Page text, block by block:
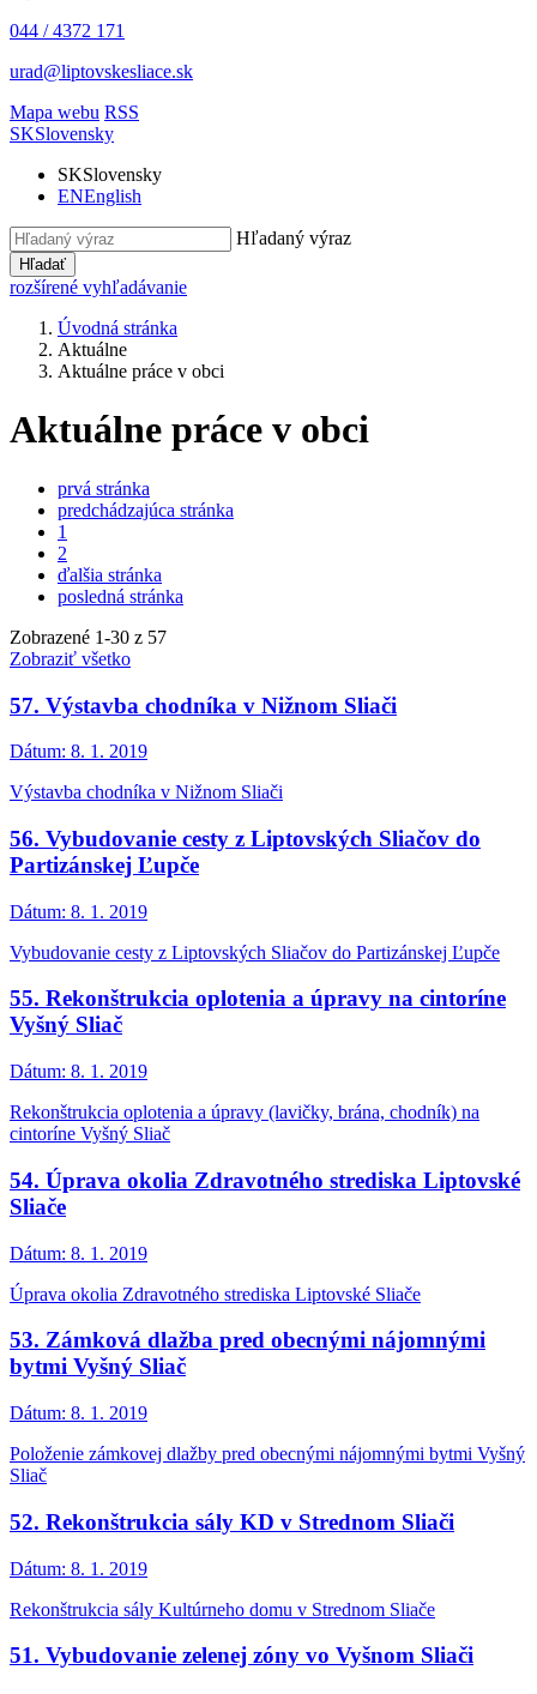
044 / 4372 171
urad@liptovskesliace.sk
Mapa webu RSS
SKSlovensky
SKSlovensky
ENEnglish
Hľadaný výraz
Hľadať
rozšírené vyhľadávanie
Úvodná stránka
Aktuálne
Aktuálne práce v obci
Aktuálne práce v obci
prvá stránka
predchádzajúca stránka
1
2
ďalšia stránka
posledná stránka
Zobrazené 1-30 z 57
Zobraziť všetko
57. Výstavba chodníka v Nižnom Sliači
Dátum: 8. 1. 2019
Výstavba chodníka v Nižnom Sliači
56. Vybudovanie cesty z Liptovských Sliačov do
Partizánskej Ľupče
Dátum: 8. 1. 2019
Vybudovanie cesty z Liptovských Sliačov do Partizánskej Ľupče
55. Rekonštrukcia oplotenia a úpravy na cintoríne
Vyšný Sliač
Dátum: 8. 1. 2019
Rekonštrukcia oplotenia a úpravy (lavičky, brána, chodník) na
cintoríne Vyšný Sliač
54. Úprava okolia Zdravotného strediska Liptovské
Sliače
Dátum: 8. 1. 2019
Úprava okolia Zdravotného strediska Liptovské Sliače
53. Zámková dlažba pred obecnými nájomnými
bytmi Vyšný Sliač
Dátum: 8. 1. 2019
Položenie zámkovej dlažby pred obecnými nájomnými bytmi Vyšný
Sliač
52. Rekonštrukcia sály KD v Strednom Sliači
Dátum: 8. 1. 2019
Rekonštrukcia sály Kultúrneho domu v Strednom Sliače
51. Vybudovanie zelenej zóny vo Vyšnom Sliači